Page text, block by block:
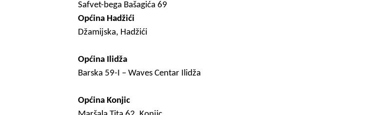
Safvet-bega Bašagića 69
Općina Hadžići
Džamijska, Hadžići
Općina Ilidža
Barska 59-I – Waves Centar Ilidža
Općina Konjic